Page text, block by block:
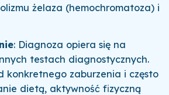
żelaza (hemochromatoza) i
: Diagnoza opiera się na
testach diagnostycznych.
konkretnego zaburzenia i często
dietą, aktywność fizyczną